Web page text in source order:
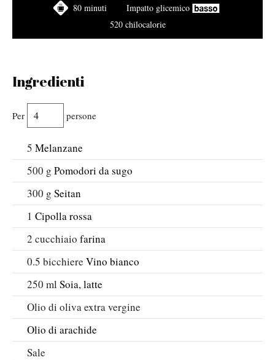
80 minuti
Impatto glicemico
520 chilocalorie
Ingredienti
Per persone
5 Melanzane
500 g Pomodori da sugo
300 g Seitan
1 Cipolla rossa
2 cucchiaio farina
0.5 bicchiere Vino bianco
250 ml Soia, latte
Olio di oliva extra vergine
Olio di arachide
Sale